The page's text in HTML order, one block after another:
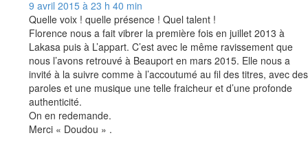
9 avril 2015 à 23 h 40 min
Quelle voix ! quelle présence ! Quel talent !
Florence nous a fait vibrer la première fois en juillet 2013 à
Lakasa puis à L’appart. C’est avec le même ravissement que
nous l’avons retrouvé à Beauport en mars 2015. Elle nous a
invité à la suivre comme à l’accoutumé au fil des titres, avec des
paroles et une musique une telle fraicheur et d’une profonde
authenticité.
On en redemande.
Merci « Doudou » .